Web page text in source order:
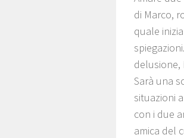
di Marco,
quale
delusione,
Sarà una
situazioni
con i due
amica del